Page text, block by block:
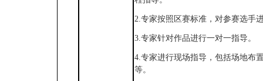
2.专家按照区赛标准，对参赛选手
3.专家针对作品进行一对一指导。
4.专家进行现场指导，包括场地布
等。